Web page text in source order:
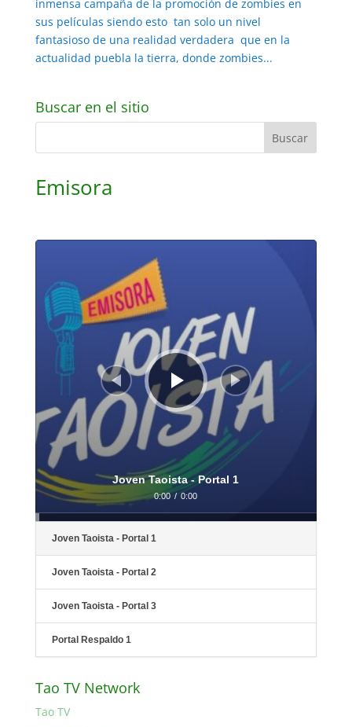
inmensa campaña de la promoción de zombies en
sus películas siendo esto tan solo un nivel
fantasioso de una realidad verdadera que en la
actualidad puebla la tierra, donde zombies...
Buscar en el sitio
Emisora
Reproductor
Joven Taoista - Portal 1
0:00 / 0:00
Joven Taoista - Portal 1
Joven Taoista - Portal 2
Joven Taoista - Portal 3
Portal Respaldo 1
Tao TV Network
Tao TV